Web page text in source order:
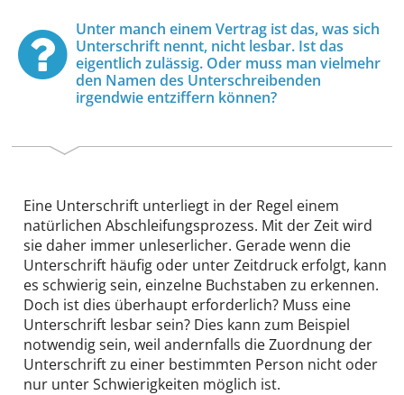
Unter manch einem Vertrag ist das, was sich
Unterschrift nennt, nicht lesbar. Ist das
eigentlich zulässig. Oder muss man vielmehr
den Namen des Unterschreibenden
irgendwie entziffern können?
Eine Unterschrift unterliegt in der Regel einem
natürlichen Abschleifungsprozess. Mit der Zeit wird
sie daher immer unleserlicher. Gerade wenn die
Unterschrift häufig oder unter Zeitdruck erfolgt, kann
es schwierig sein, einzelne Buchstaben zu erkennen.
Doch ist dies überhaupt erforderlich? Muss eine
Unterschrift lesbar sein? Dies kann zum Beispiel
notwendig sein, weil andernfalls die Zuordnung der
Unterschrift zu einer bestimmten Person nicht oder
nur unter Schwierigkeiten möglich ist.